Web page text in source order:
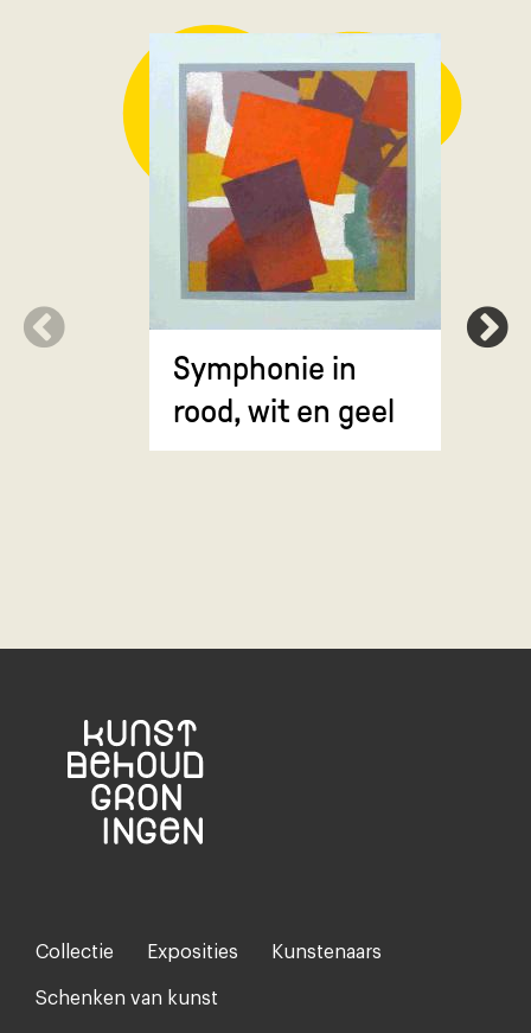
Symphonie in
rood, wit en geel
Footer-
menu
Collectie Exposities Kunstenaars
Schenken van kunst